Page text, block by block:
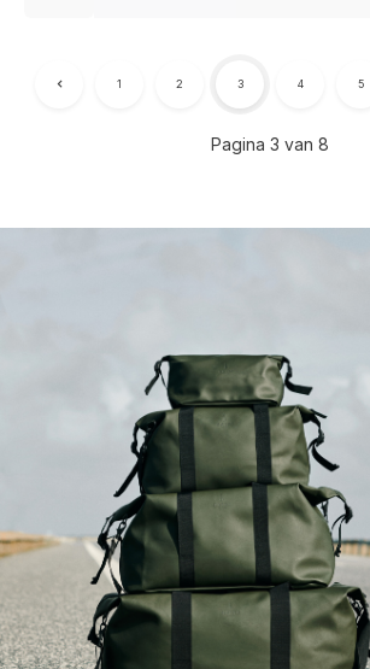
Pagina 3 van 8
1 2 3 4 5